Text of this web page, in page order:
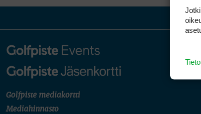
Golfpiste mediakortti
Mediahinnasto